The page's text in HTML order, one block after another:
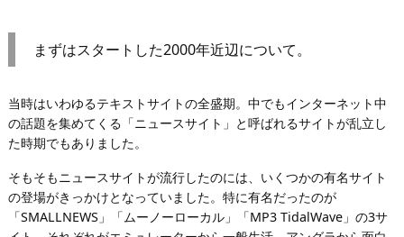
まずはスタートした2000年近辺について。
当時はいわゆるテキストサイトの全盛期。中でもインターネット中
の話題を集めてくる「ニュースサイト」と呼ばれるサイトが乱立し
た時期でもありました。
そもそもニュースサイトが流行したのには、いくつかの有名サイト
の登場がきっかけとなっていました。特に有名だったのが
「SMALLNEWS」「ムーノーローカル」「MP3 TidalWave」の3サ